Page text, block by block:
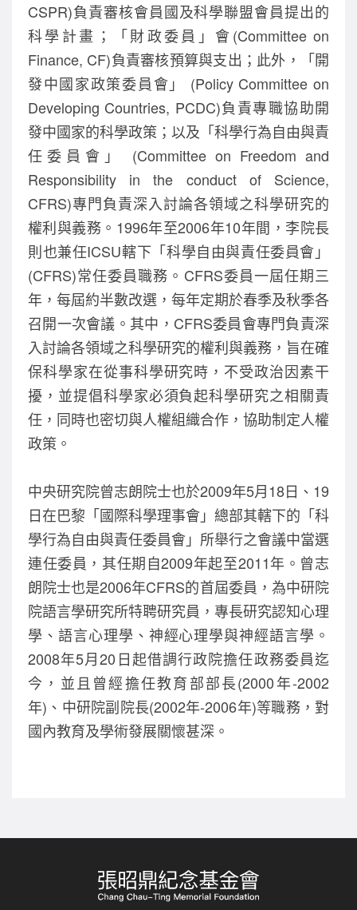
CSPR)負責審核會員國及科學聯盟會員提出的
科學計畫；「財政委員」會(Committee on
Finance, CF)負責審核預算與支出；此外，「開
發中國家政策委員會」 (Policy Committee on
Developing Countries, PCDC)負責專職協助開
發中國家的科學政策；以及「科學行為自由與責
任委員會」 (Committee on Freedom and
Responsibility in the conduct of Science,
CFRS)專門負責深入討論各領域之科學研究的
權利與義務。1996年至2006年10年間，李院長
則也兼任ICSU轄下「科學自由與責任委員會」
(CFRS)常任委員職務。CFRS委員一屆任期三
年，每屆約半數改選，每年定期於春季及秋季各
召開一次會議。其中，CFRS委員會專門負責深
入討論各領域之科學研究的權利與義務，旨在確
保科學家在從事科學研究時，不受政治因素干
擾，並提倡科學家必須負起科學研究之相關責
任，同時也密切與人權組織合作，協助制定人權
政策。
中央研究院曾志朗院士也於2009年5月18日、19
日在巴黎「國際科學理事會」總部其轄下的「科
學行為自由與責任委員會」所舉行之會議中當選
連任委員，其任期自2009年起至2011年。曾志
朗院士也是2006年CFRS的首屆委員，為中研院
院語言學研究所特聘研究員，專長研究認知心理
學、語言心理學、神經心理學與神經語言學。
2008年5月20日起借調行政院擔任政務委員迄
今，並且曾經擔任教育部部長(2000年-2002
年)、中研院副院長(2002年-2006年)等職務，對
國內教育及學術發展關懷甚深。